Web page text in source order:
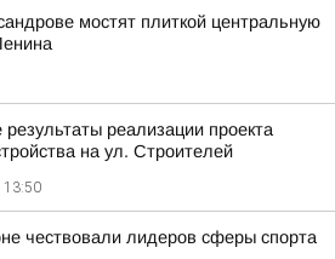
мостят плиткой центральную
реализации проекта
на ул. Строителей
13:50
чествовали лидеров сферы спорта